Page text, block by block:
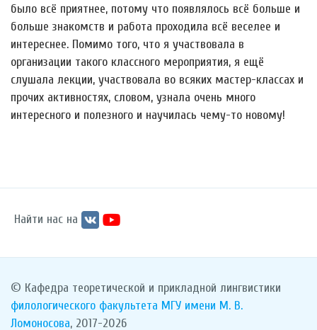
было всё приятнее, потому что появлялось всё больше и
больше знакомств и работа проходила всё веселее и
интереснее. Помимо того, что я участвовала в
организации такого классного мероприятия, я ещё
слушала лекции, участвовала во всяких мастер-классах и
прочих активностях, словом, узнала очень много
интересного и полезного и научилась чему-то новому!
Найти нас на
© Кафедра теоретической и прикладной лингвистики
филологического факультета МГУ имени М. В.
Ломоносова, 2017-2026